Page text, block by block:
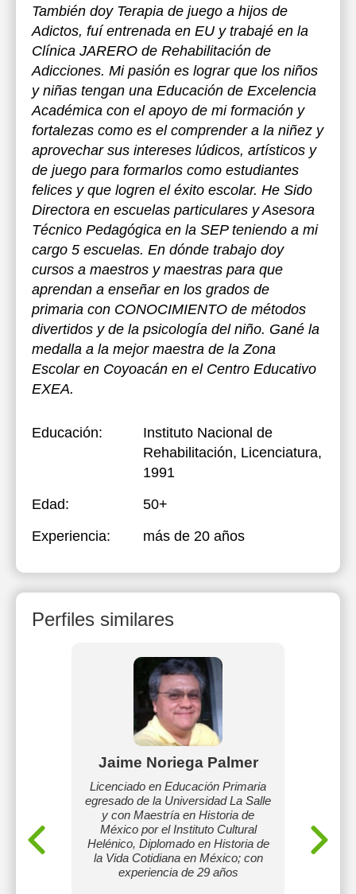
También doy Terapia de juego a hijos de
Adictos, fuí entrenada en EU y trabajé en la
Clínica JARERO de Rehabilitación de
Adicciones. Mi pasión es lograr que los niños
y niñas tengan una Educación de Excelencia
Académica con el apoyo de mi formación y
fortalezas como es el comprender a la niñez y
aprovechar sus intereses lúdicos, artísticos y
de juego para formarlos como estudiantes
felices y que logren el éxito escolar. He Sido
Directora en escuelas particulares y Asesora
Técnico Pedagógica en la SEP teniendo a mi
cargo 5 escuelas. En dónde trabajo doy
cursos a maestros y maestras para que
aprendan a enseñar en los grados de
primaria con CONOCIMIENTO de métodos
divertidos y de la psicología del niño. Gané la
medalla a la mejor maestra de la Zona
Escolar en Coyoacán en el Centro Educativo
EXEA.
Educación:
Instituto Nacional de
Rehabilitación, Licenciatura,
1991
Edad:
50+
Experiencia:
más de 20 años
Perfiles similares
las tres
utilizo
inglés,
Jaime Noriega Palmer
Licenciado en Educación Primaria
egresado de la Universidad La Salle
y con Maestría en Historia de
México por el Instituto Cultural
Helénico, Diplomado en Historia de
la Vida Cotidiana en México; con
experiencia de 29 años